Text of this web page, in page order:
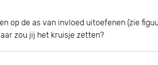
op de as van invloed uitoefenen (zie
zou jij het kruisje zetten?